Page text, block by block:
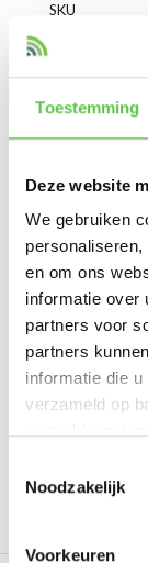
Toestemming
Deze website
We gebruiken
en om ons
informatie over
partners voor
partners
informatie die
verzameld op
Noodzakelijk
Voorkeuren
SKU
Vergelijk
Reviews
Er zijn nog geen
Tags
1 licentie